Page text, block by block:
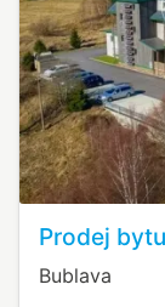
Prodej
Bublava